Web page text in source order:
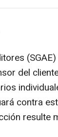
del
contra
resulte